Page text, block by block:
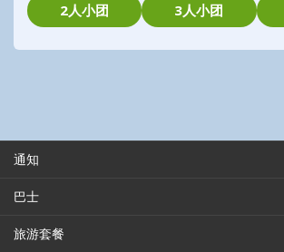
2人小团 3人小团
通知
巴士
旅游套餐